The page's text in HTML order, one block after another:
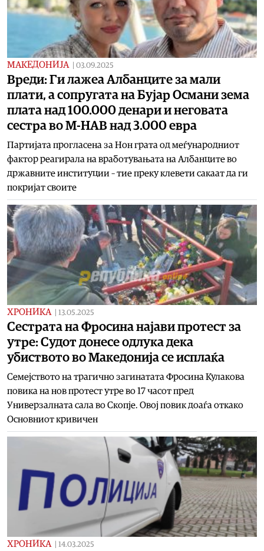
МАКЕДОНИЈА 03.09.2025
Вреди: Ги лажеа Албанците за мали
плати, а сопругата на Бујар Османи зема
плата над 100.000 денари и неговата
сестра во М-НАВ над 3.000 евра
Партијата прогласена за Нон грата од меѓународниот
фактор реагирала на вработувањата на Албанците во
државните институции – тие преку клевети сакаат да ги
покријат своите
ХРОНИКА 13.05.2025
Сестрата на Фросина најави протест за
утре: Судот донесе одлука дека
убиството во Македонија се исплаќа
Семејството на трагично загинатата Фросина Кулакова
повика на нов протест утре во 17 часот пред
Универзалната сала во Скопје. Овој повик доаѓа откако
Основниот кривичен
ХРОНИКА 14.03.2025